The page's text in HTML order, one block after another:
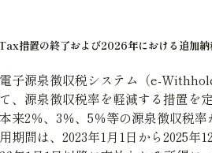
措置の終了および2026年における追加納
子源泉徴収税システム（e-
、源泉徴収税率を軽減する措置を定
来2％、3％、5％等の源泉徴収税
期間は、2023年1月1日から2025年